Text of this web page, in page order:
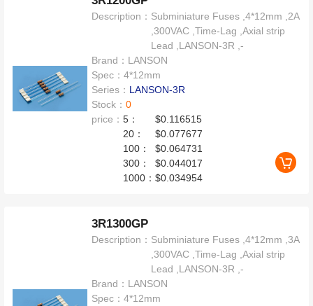
Description： Subminiature Fuses ,4*12mm ,2A
,300VAC ,Time-Lag ,Axial strip
Lead ,LANSON-3R ,-
Brand： LANSON
Spec：4*12mm
Series： LANSON-3R
Stock：0
price：5：
$0.116515
20：
$0.077677
100：
$0.064731
300：
$0.044017
1000：$0.034954
3R1300GP
Description： Subminiature Fuses ,4*12mm ,3A
,300VAC ,Time-Lag ,Axial strip
Lead ,LANSON-3R ,-
Brand： LANSON
Spec：4*12mm